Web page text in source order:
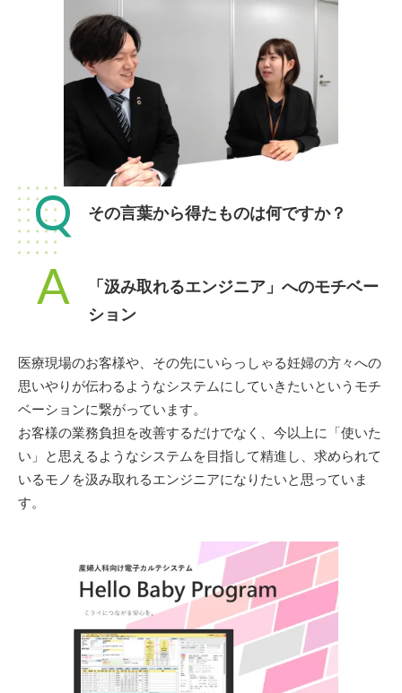
Q その言葉から得たものは何ですか？
A
「汲み取れるエンジニア」へのモチベー
ション
医療現場のお客様や、その先にいらっしゃる妊婦の方々への
思いやりが伝わるようなシステムにしていきたいというモチ
ベーションに繋がっています。
お客様の業務負担を改善するだけでなく、今以上に「使いた
い」と思えるようなシステムを目指して精進し、求められて
いるモノを汲み取れるエンジニアになりたいと思っていま
す。